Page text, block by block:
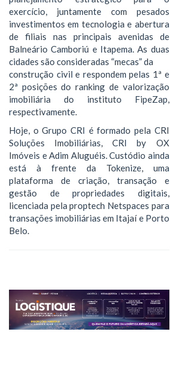
exercício, juntamente com pesados
investimentos em tecnologia e abertura
de filiais nas principais avenidas de
Balneário Camboriú e Itapema. As duas
cidades são consideradas “mecas” da
construção civil e respondem pelas 1ª e
2ª posições do ranking de valorização
imobiliária do instituto FipeZap,
respectivamente.
Hoje, o Grupo CRI é formado pela CRI
Soluções Imobiliárias, CRI by OX
Imóveis e Adim Aluguéis. Custódio ainda
está à frente da Tokenize, uma
plataforma de criação, transação e
gestão de propriedades digitais,
licenciada pela proptech Netspaces para
transações imobiliárias em Itajaí e Porto
Belo.